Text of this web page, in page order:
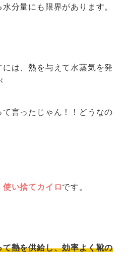
分量にも限界があります。
は、熱を与えて水蒸気を発
言ったじゃん！！どうなの
使い捨てカイロです。
て熱を供給し、効率よく靴の